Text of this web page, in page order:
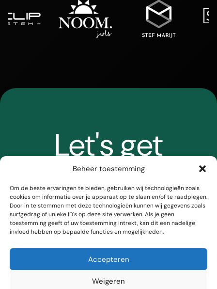
Beheer toestemming
Om de beste ervaringen te bieden, gebruiken wij technologieën zoals
cookies om informatie over je apparaat op te slaan en/of te raadplegen.
Door in te stemmen met deze technologieën kunnen wij gegevens zoals
surfgedrag of unieke ID's op deze site verwerken. Als je geen
toestemming geeft of uw toestemming intrekt, kan dit een nadelige
invloed hebben op bepaalde functies en mogelijkheden.
Accepteren
Weigeren
Let's get
started
hello@meskr.nl​